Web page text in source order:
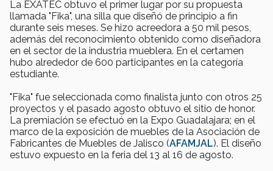
La EXATEC obtuvo el primer lugar por su propuesta
llamada "Fika", una silla que diseñó de principio a fin
durante seis meses. Se hizo acreedora a 50 mil pesos,
además del reconocimiento obtenido como diseñadora
en el sector de la industria mueblera. En el certamen
hubo alrededor de 600 participantes en la categoría
estudiante.
"Fika" fue seleccionada como finalista junto con otros 25
proyectos y el pasado agosto obtuvo el sitio de honor.
La premiación se efectuó en la Expo Guadalajara; en el
marco de la exposición de muebles de la Asociación de
Fabricantes de Muebles de Jalisco (AFAMJAL). El diseño
estuvo expuesto en la feria del 13 al 16 de agosto.